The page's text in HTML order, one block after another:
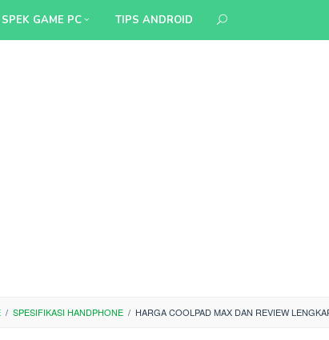
SPEK GAME PC TIPS ANDROID
/ SPESIFIKASI HANDPHONE / HARGA COOLPAD MAX DAN REVIEW